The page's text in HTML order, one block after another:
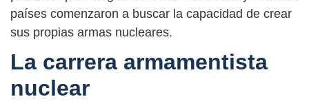
países comenzaron a buscar la capacidad de crear
sus propias armas nucleares.
La carrera armamentista
nuclear